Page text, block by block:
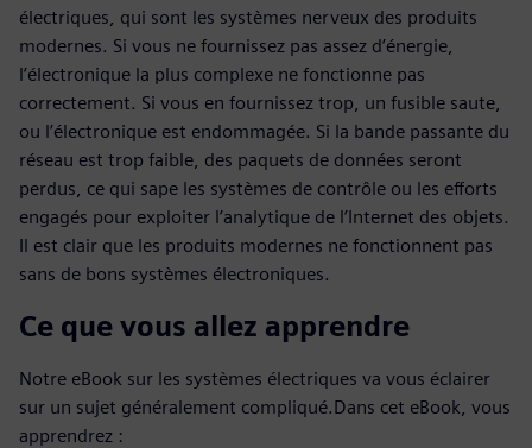
électriques, qui sont les systèmes nerveux des produits
modernes. Si vous ne fournissez pas assez d’énergie,
l’électronique la plus complexe ne fonctionne pas
correctement. Si vous en fournissez trop, un fusible saute,
ou l’électronique est endommagée. Si la bande passante du
réseau est trop faible, des paquets de données seront
perdus, ce qui sape les systèmes de contrôle ou les efforts
engagés pour exploiter l’analytique de l’Internet des objets.
Il est clair que les produits modernes ne fonctionnent pas
sans de bons systèmes électroniques.
Ce que vous allez apprendre
Notre eBook sur les systèmes électriques va vous éclairer
sur un sujet généralement compliqué.Dans cet eBook, vous
apprendrez :